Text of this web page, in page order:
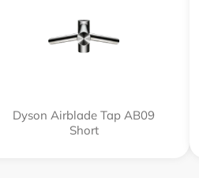
Dyson Airblade Tap AB09
Short